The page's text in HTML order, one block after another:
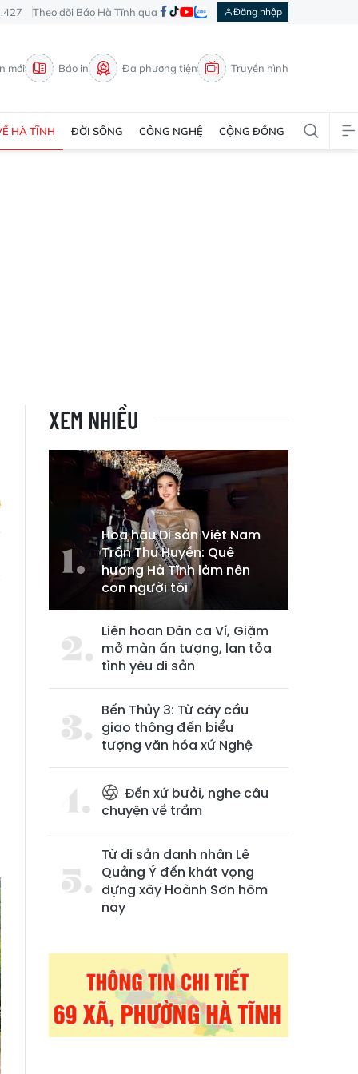
Theo dõi Báo Hà Tĩnh qua Đăng nhập
mới Báo in Đa phương tiện Truyền hình
HÀ TĨNH ĐỜI SỐNG CÔNG NGHỆ CỘNG ĐỒNG
XEM NHIỀU
Hoa hậu Di sản Việt Nam
Trần Thu Huyền: Quê
hương Hà Tĩnh làm nên
con người tôi
Liên hoan Dân ca Ví, Giặm
mở màn ấn tượng, lan tỏa
tình yêu di sản
Bến Thủy 3: Từ cây cầu
giao thông đến biểu
tượng văn hóa xứ Nghệ
Đến xứ bưởi, nghe câu
chuyện về trầm
Từ di sản danh nhân Lê
Quảng Ý đến khát vọng
dựng xây Hoành Sơn hôm
nay